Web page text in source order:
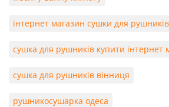
інтернет магазин сушки для рушників
сушка для рушників купити інтернет
сушка для рушників вінниця
рушникосушарка одеса